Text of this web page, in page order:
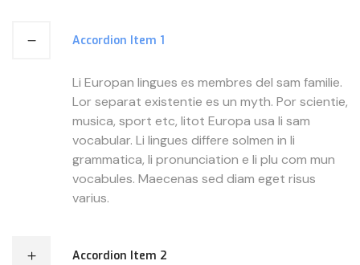
Accordion Item 1
Li Europan lingues es membres del sam familie.
Lor separat existentie es un myth. Por scientie,
musica, sport etc, litot Europa usa li sam
vocabular. Li lingues differe solmen in li
grammatica, li pronunciation e li plu com mun
vocabules. Maecenas sed diam eget risus
varius.
Accordion Item 2